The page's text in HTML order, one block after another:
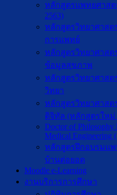
หลักสูตรแพทยศาส
2563)
หลักสูตรวิทยาศาส
การแพทย์
หลักสูตรวิทยาศาส
ข้อมูลสุขภาพ
หลักสูตรวิทยาศาส
วิทยา
หลักสูตรวิทยาศาส
ดิจิทัล (หลักสูตรใหม่
Doctor of Philosophy
Medical Engineering
หลักสูตรฝึกอบรมแ
บ้านต่อยอด
Moodle e-Learning
งานบริการการศึกษา